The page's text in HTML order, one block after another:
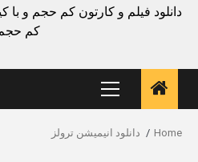
دانلود فیلم و کارتون کم حجم و با
کم
Primary
Menu
Home دانلود انیمیشن ترولز